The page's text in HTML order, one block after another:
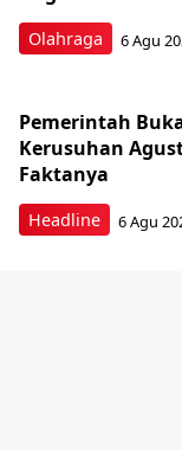
Olahraga 6 Agu
Headline
Pemerintah
Kerusuhan
Faktanya
6 Agu